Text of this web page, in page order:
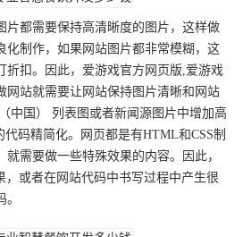
片都需要保持高清晰度的图片，这样做
化制作，如果网站图片都非常模糊，这
折扣。因此，爱游戏官方网页版,爱游戏
网站就需要让网站保持图片清晰和网站
中国） 列表图或者新闻源图片中增加高
码精简化。网页都是有HTML和CSS制
需要做一些特殊效果的内容。因此，
，或者在网站代码中书写过程中产生很